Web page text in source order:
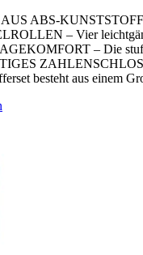
ABS-KUNSTSTOFF
– Vier
– Die
besteht aus einem